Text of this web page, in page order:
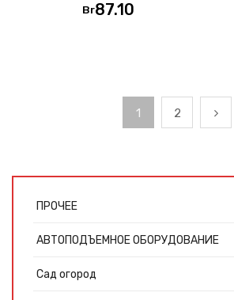
Br87.10
1 2
ПРОЧЕЕ
АВТОПОДЪЕМНОЕ ОБОРУДОВАНИЕ
Сад огород